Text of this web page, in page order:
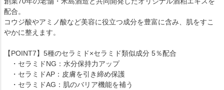
配合。
コウジ酸やアミノ酸など美容に役立つ成分を豊富に含み、肌をすこ
やかに整えます。
【POINT7】5種のセラミド×セラミド類似成分 5％配合
・セラミドNG：水分保持力アップ
・セラミドAP：皮膚を引き締め保護
・セラミドAG：肌のバリア機能を補う